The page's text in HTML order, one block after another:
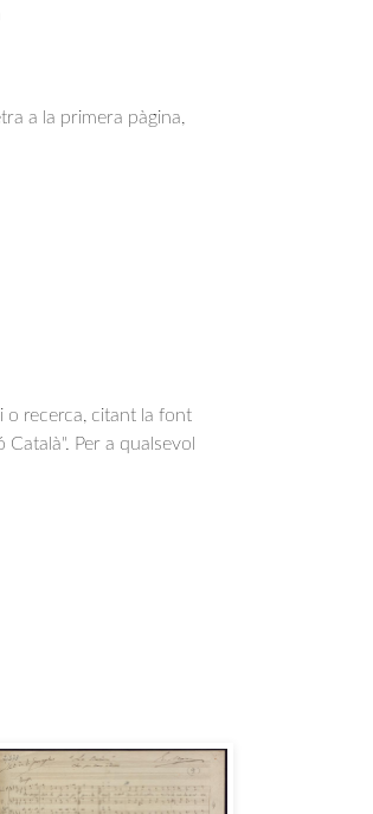
a la primera pàgina,
o recerca, citant la font
Per a qualsevol